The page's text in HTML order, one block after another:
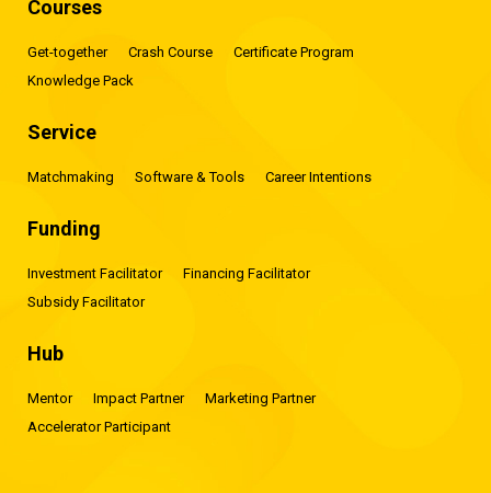
Courses
Get-together Crash Course
Certificate Program
Knowledge Pack
Service
Matchmaking Software & Tools Career Intentions
Funding
Investment Facilitator
Financing Facilitator
Subsidy Facilitator
Hub
Mentor Impact Partner
Marketing Partner
Accelerator Participant